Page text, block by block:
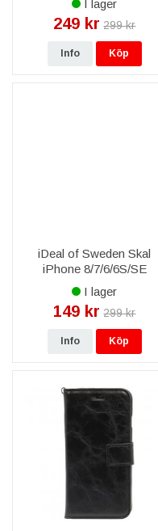
I lager
249 kr 299 kr
Info Köp
iDeal of Sweden Skal
iPhone 8/7/6/6S/SE
2020/2022 - Golden Blush
Marble
I lager
149 kr 299 kr
Info Köp